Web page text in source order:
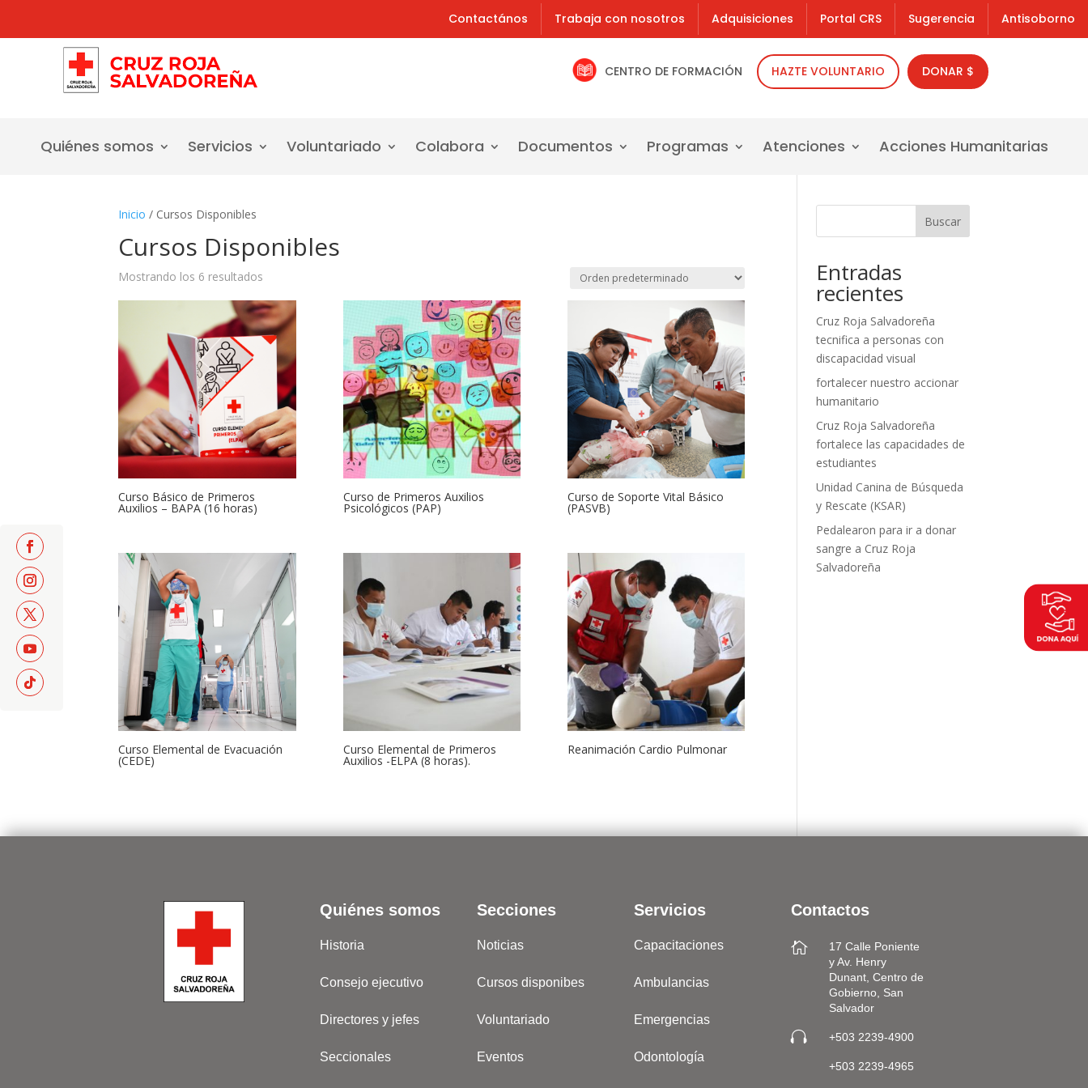
Contactános Trabaja con nosotros Adquisiciones Portal CRS Sugerencia Antisoborno
CENTRO DE FORMACIÓN HAZTE VOLUNTARIO DONAR $
Quiénes somos Servicios Voluntariado Colabora Documentos Programas Atenciones Acciones Humanitarias
Inicio / Cursos Disponibles
Cursos Disponibles
Mostrando los 6 resultados
Curso Básico de Primeros
Auxilios – BAPA (16 horas)
Curso de Primeros Auxilios
Psicológicos (PAP)
Curso de Soporte Vital Básico
(PASVB)
Curso Elemental de Evacuación
(CEDE)
Curso Elemental de Primeros
Auxilios -ELPA (8 horas).
Reanimación Cardio Pulmonar
Buscar
Entradas
recientes
Cruz Roja Salvadoreña
tecnifica a personas con
discapacidad visual
fortalecer nuestro accionar
humanitario
Cruz Roja Salvadoreña
fortalece las capacidades de
estudiantes
Unidad Canina de Búsqueda
y Rescate (KSAR)
Pedalearon para ir a donar
sangre a Cruz Roja
Salvadoreña
Quiénes somos
Historia
Consejo ejecutivo
Directores y jefes
Seccionales
Secciones
Noticias
Cursos disponibes
Voluntariado
Eventos
Servicios
Capacitaciones
Ambulancias
Emergencias
Odontología
Contactos

17 Calle Poniente
y Av. Henry
Dunant, Centro de
Gobierno, San
Salvador
 +503 2239-4900
+503 2239-4965